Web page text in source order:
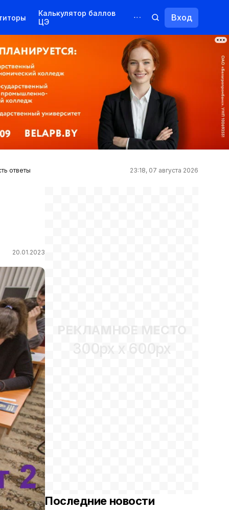
Калькулятор баллов
ЦЭ
Курсы
Переподготовка
Вход
ответы 23:18, 07 августа 2026
20.01.2023
РЕКЛАМНОЕ МЕСТО
300px x 600px
Последние новости